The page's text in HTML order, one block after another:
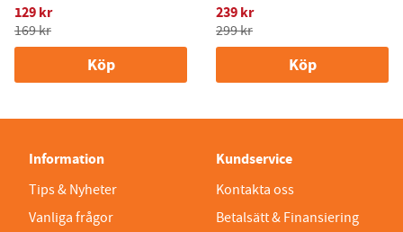
129 kr
169 kr
Köp
239 kr
299 kr
Köp
Information
Tips & Nyheter
Vanliga frågor
Kundservice
Kontakta oss
Betalsätt & Finansiering